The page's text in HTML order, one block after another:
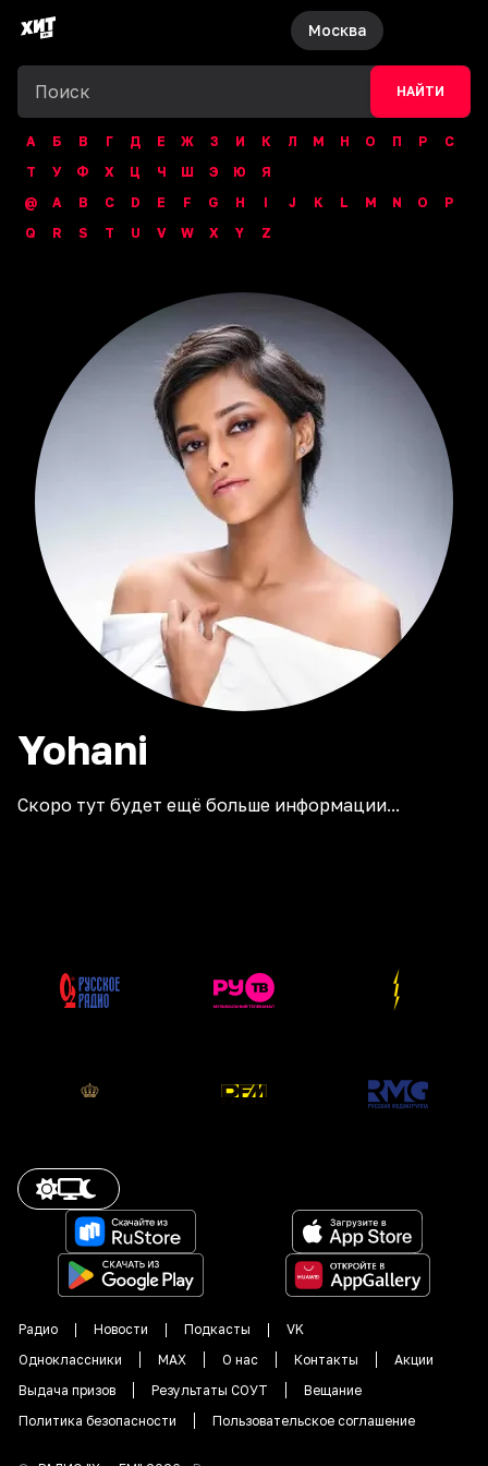
Москва
НАЙТИ
А Б В Г Д Е Ж З И К Л М Н О П Р
С
Т
У Ф Х Ц Ч Ш Э Ю
Я
@
A B C D E F G H I J K L M N O
P
Q
R S T U V W X Y Z
Yohani
Скоро тут будет ещё больше информации...
Радио Новости Подкасты
VK
Одноклассники
MAX О нас Контакты
Акции
Выдача призов
Результаты СОУТ
Вещание
Политика безопасности
Пользовательское соглашение